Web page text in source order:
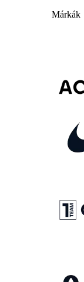
Márkák